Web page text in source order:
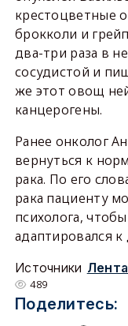
крестоцветные
брокколи и
два-три раза в
сосудистой и
же этот овощ
канцерогены.
Ранее онколог
вернуться к
рака. По его
рака пациенту
психолога,
адаптировался к
Источники
489
Поделитесь: